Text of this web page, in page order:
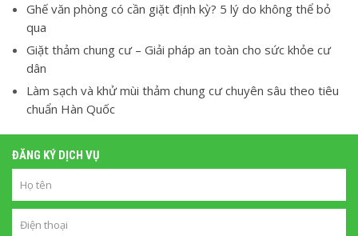
Ghế văn phòng có cần giặt định kỳ? 5 lý do không thể bỏ
qua
Giặt thảm chung cư – Giải pháp an toàn cho sức khỏe cư
dân
Làm sạch và khử mùi thảm chung cư chuyên sâu theo tiêu
chuẩn Hàn Quốc
ĐĂNG KÝ DỊCH VỤ